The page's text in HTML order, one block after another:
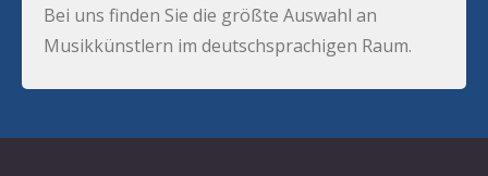
Bei uns finden Sie die größte Auswahl an
Musikkünstlern im deutschsprachigen Raum.